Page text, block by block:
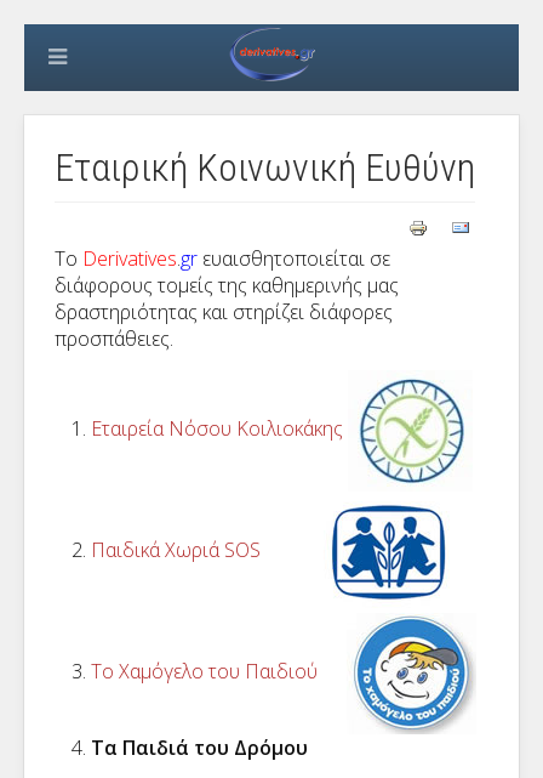
Εταιρική Κοινωνική Ευθύνη
Το Derivatives.gr ευαισθητοποιείται σε
διάφορους τομείς της καθημερινής μας
δραστηριότητας και στηρίζει διάφορες
προσπάθειες.
Εταιρεία Νόσου Κοιλιοκάκης
Παιδικά Χωριά SOS
Το Χαμόγελο του Παιδιού
Τα Παιδιά του Δρόμου